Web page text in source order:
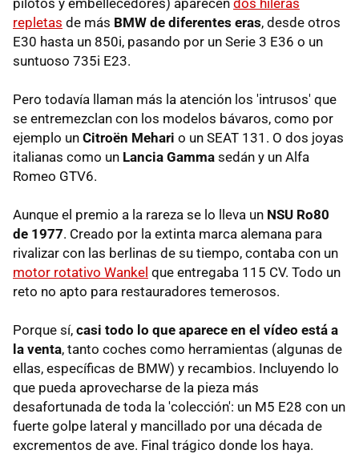
repletas de más BMW de diferentes eras, desde otros
E30 hasta un 850i, pasando por un Serie 3 E36 o un
suntuoso 735i E23.
Pero todavía llaman más la atención los 'intrusos' que
se entremezclan con los modelos bávaros, como por
ejemplo un Citroën Mehari o un SEAT 131. O dos joyas
italianas como un Lancia Gamma sedán y un Alfa
Romeo GTV6.
Aunque el premio a la rareza se lo lleva un NSU Ro80
de 1977. Creado por la extinta marca alemana para
rivalizar con las berlinas de su tiempo, contaba con un
motor rotativo Wankel que entregaba 115 CV. Todo un
reto no apto para restauradores temerosos.
Porque sí, casi todo lo que aparece en el vídeo está a
la venta, tanto coches como herramientas (algunas de
ellas, específicas de BMW) y recambios. Incluyendo lo
que pueda aprovecharse de la pieza más
desafortunada de toda la 'colección': un M5 E28 con un
fuerte golpe lateral y mancillado por una década de
excrementos de ave. Final trágico donde los haya.